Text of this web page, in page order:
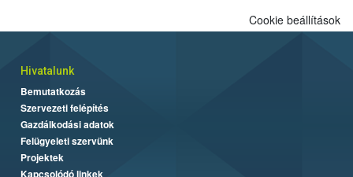
Cookie beállítások
Hivatalunk
Bemutatkozás
Szervezeti felépítés
Gazdálkodási adatok
Felügyeleti szervünk
Projektek
Kapcsolódó linkek